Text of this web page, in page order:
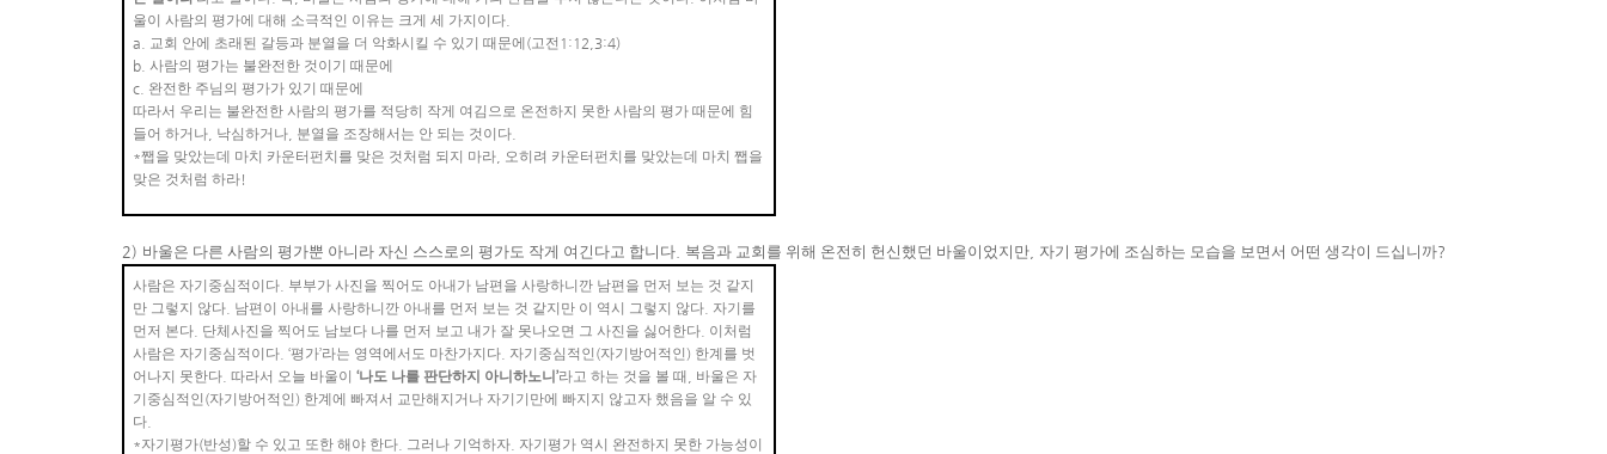
울이 사람의 평가에 대해 소극적인 이유는 크게 세 가지이다.
a. 교회 안에 초래된 갈등과 분열을 더 악화시킬 수 있기 때문에 (고전 1:12,3:4)
b. 사람의 평가는 불완전한 것이기 때문에
c. 완전한 주님의 평가가 있기 때문에
따라서 우리는 불완전한 사람의 평가를 적당히 작게 여김으로 온전하지 못한 사람의 평가 때문에 힘
들어 하거나, 낙심하거나, 분열을 조장해서는 안 되는 것이다.
*쨉을 맞았는데 마치 카운터펀치를 맞은 것처럼 되지 마라, 오히려 카운터펀치를 맞았는데 마치 쨉을
맞은 것처럼 하라!
2) 바울은 다른 사람의 평가뿐 아니라 자신 스스로의 평가도 작게 여긴다고 합니다 복음과 교회를 위해 온전히 헌신했던 바울이었지만 자기 평가에 조심하는 모습을 보면서 어떤 생각이 드십니까?
사람은 자기중심적이다. 부부가 사진을 찍어도 아내가 남편을 사랑하니깐 남편을 먼저 보는 것 같지
만 그렇지 않다. 남편이 아내를 사랑하니깐 아내를 먼저 보는 것 같지만 이 역시 그렇지 않다. 자기를
먼저 본다. 단체사진을 찍어도 남보다 나를 먼저 보고 내가 잘 못나오면 그 사진을 싫어한다. 이처럼
사람은 자기중심적이다. ‘평가’라는 영역에서도 마찬가지다. 자기중심적인 (자기방어적인) 한계를 벗
어나지 못한다. 따라서 오늘 바울이 ‘나도 나를 판단하지 아니하노니 ’라고 하는 것을 볼 때
바울은 자
기중심적인 (자기방어적인) 한계에 빠져서 교만해지거나 자기기만에 빠지지 않고자 했음을 알 수 있
다.
*자기평가(반성)할 수 있고 또한 해야 한다. 그러나 기억하자. 자기평가 역시 완전하지 못한 가능성이